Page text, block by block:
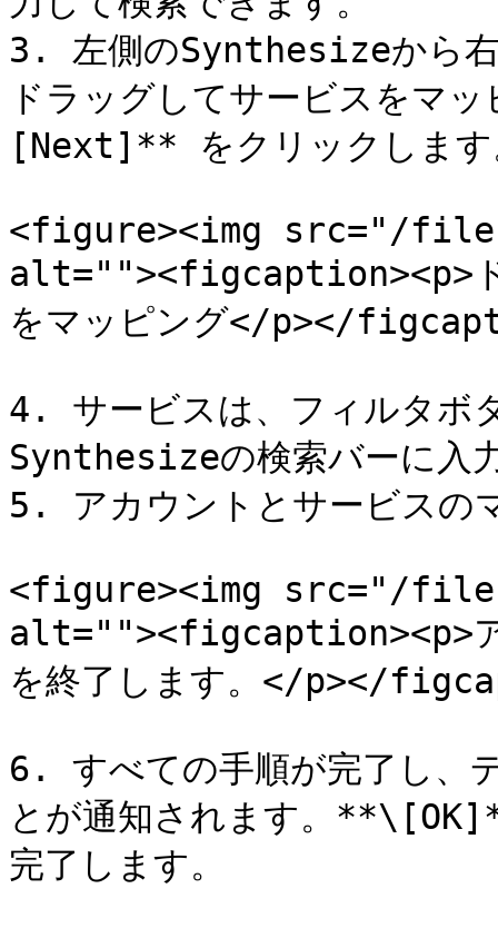
3. 左側のSynthesizeから
ドラッグしてサービスをマ
[Next]** をクリックします
<figure><img src="/files/
alt=""><figcaption><p>ド
をマッピング</p></
4. サービスは、フィルタボ
Synthesizeの検索バーに入
5. アカウントとサービスの
<figure><img src="/files/
alt=""><figcaption><p>ア
を終了します。</p></
6. すべての手順が完了し、
とが通知されます。
完了します。